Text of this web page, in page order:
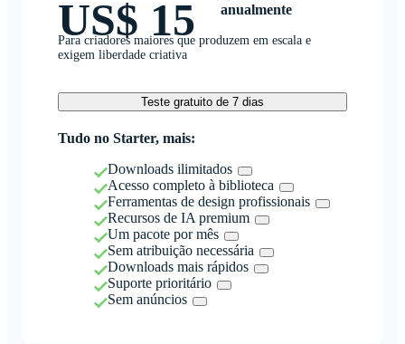
US$ 15
anualmente
Para criadores maiores que produzem em escala e
exigem liberdade criativa
Teste gratuito de 7 dias
Tudo no Starter, mais:
Downloads ilimitados
Acesso completo à biblioteca
Ferramentas de design profissionais
Recursos de IA premium
Um pacote por mês
Sem atribuição necessária
Downloads mais rápidos
Suporte prioritário
Sem anúncios